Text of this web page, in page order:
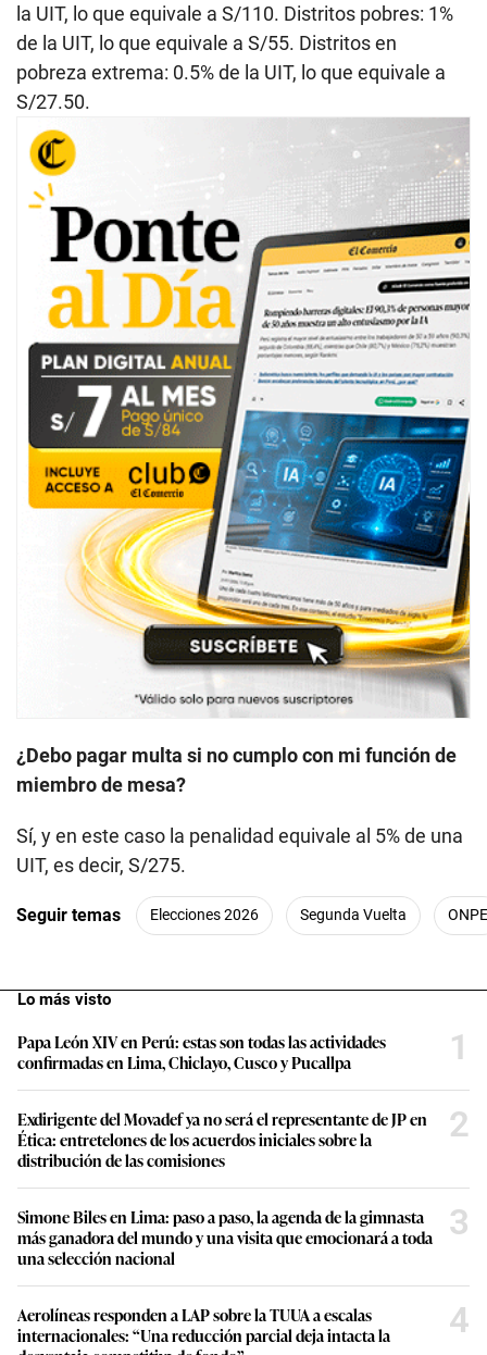
la UIT, lo que equivale a S/110. Distritos pobres: 1%
de la UIT, lo que equivale a S/55. Distritos en
pobreza extrema: 0.5% de la UIT, lo que equivale a
S/27.50.
¿Debo pagar multa si no cumplo con mi función de
miembro de mesa?
Sí, y en este caso la penalidad equivale al 5% de una
UIT, es decir, S/275.
Seguir temas Elecciones 2026 Segunda Vuelta ONPE
Lo más visto
Papa León XIV en Perú: estas son todas las actividades
confirmadas en Lima, Chiclayo, Cusco y Pucallpa
1
Exdirigente del Movadef ya no será el representante de JP en
Ética: entretelones de los acuerdos iniciales sobre la
distribución de las comisiones
2
Simone Biles en Lima: paso a paso, la agenda de la gimnasta
más ganadora del mundo y una visita que emocionará a toda
una selección nacional
3
Aerolíneas responden a LAP sobre la TUUA a escalas
internacionales: “Una reducción parcial deja intacta la
4